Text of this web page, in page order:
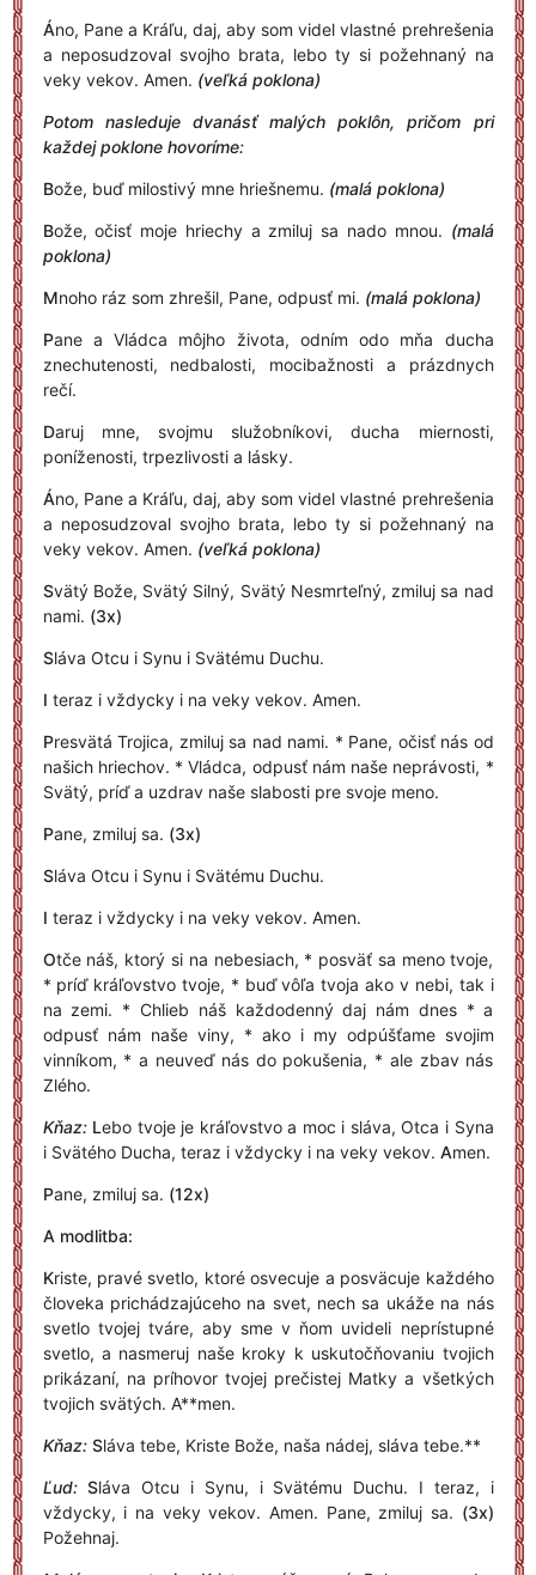
Áno, Pane a Kráľu, daj, aby som videl vlastné prehrešenia
a neposudzoval svojho brata, lebo ty si požehnaný na
veky vekov. Amen. (veľká poklona)
Potom nasleduje dvanásť malých poklôn, pričom pri
každej poklone hovoríme:
Bože, buď milostivý mne hriešnemu. (malá poklona)
Bože, očisť moje hriechy a zmiluj sa nado mnou. (malá
poklona)
Mnoho ráz som zhrešil, Pane, odpusť mi. (malá poklona)
Pane a Vládca môjho života, odním odo mňa ducha
znechutenosti, nedbalosti, mocibažnosti a prázdnych
rečí.
Daruj mne, svojmu služobníkovi, ducha miernosti,
poníženosti, trpezlivosti a lásky.
Áno, Pane a Kráľu, daj, aby som videl vlastné prehrešenia
a neposudzoval svojho brata, lebo ty si požehnaný na
veky vekov. Amen. (veľká poklona)
Svätý Bože, Svätý Silný, Svätý Nesmrteľný, zmiluj sa nad
nami. (3x)
Sláva Otcu i Synu i Svätému Duchu.
I teraz i vždycky i na veky vekov. Amen.
Presvätá Trojica, zmiluj sa nad nami. * Pane, očisť nás od
našich hriechov. * Vládca, odpusť nám naše neprávosti, *
Svätý, príď a uzdrav naše slabosti pre svoje meno.
Pane, zmiluj sa. (3x)
Sláva Otcu i Synu i Svätému Duchu.
I teraz i vždycky i na veky vekov. Amen.
Otče náš, ktorý si na nebesiach, * posväť sa meno tvoje,
* príď kráľovstvo tvoje, * buď vôľa tvoja ako v nebi, tak i
na zemi. * Chlieb náš každodenný daj nám dnes * a
odpusť nám naše viny, * ako i my odpúšťame svojim
vinníkom, * a neuveď nás do pokušenia, * ale zbav nás
Zlého.
Kňaz:Lebo tvoje je kráľovstvo a moc i sláva, Otca i Syna
i Svätého Ducha, teraz i vždycky i na veky vekov. Amen.
Pane, zmiluj sa. (12x)
A modlitba:
Kriste, pravé svetlo, ktoré osvecuje a posväcuje každého
človeka prichádzajúceho na svet, nech sa ukáže na nás
svetlo tvojej tváre, aby sme v ňom uvideli neprístupné
svetlo, a nasmeruj naše kroky k uskutočňovaniu tvojich
prikázaní, na príhovor tvojej prečistej Matky a všetkých
tvojich svätých. A**men.
Kňaz:Sláva tebe, Kriste Bože, naša nádej, sláva tebe.**
Ľud:Sláva Otcu i Synu, i Svätému Duchu. I teraz, i
vždycky, i na veky vekov. Amen. Pane, zmiluj sa. (3x)
Požehnaj.